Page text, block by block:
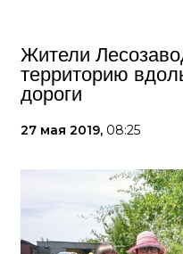
Жители
территорию
дороги
27 мая 2019, 08:25